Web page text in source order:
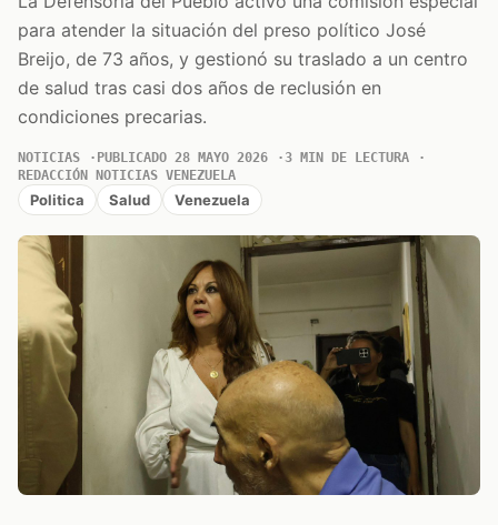
para atender la situación del preso político José
Breijo, de 73 años, y gestionó su traslado a un centro
de salud tras casi dos años de reclusión en
condiciones precarias.
NOTICIAS PUBLICADO 28 MAYO 2026
3 MIN DE LECTURA
REDACCIÓN NOTICIAS VENEZUELA
Politica Salud Venezuela